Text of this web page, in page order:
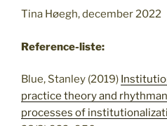
Tina Høegh, december 2022
Reference-liste:
Blue, Stanley (2019)
practice theory and
processes of